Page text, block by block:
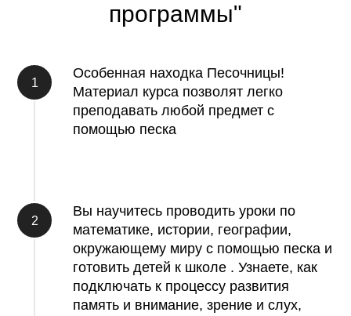
программы"
Особенная находка Песочницы!
Материал курса позволят легко
преподавать любой предмет с
помощью песка
Вы научитесь проводить уроки по
математике, истории, географии,
окружающему миру с помощью песка и
готовить детей к школе . Узнаете, как
подключать к процессу развития
память и внимание, зрение и слух,